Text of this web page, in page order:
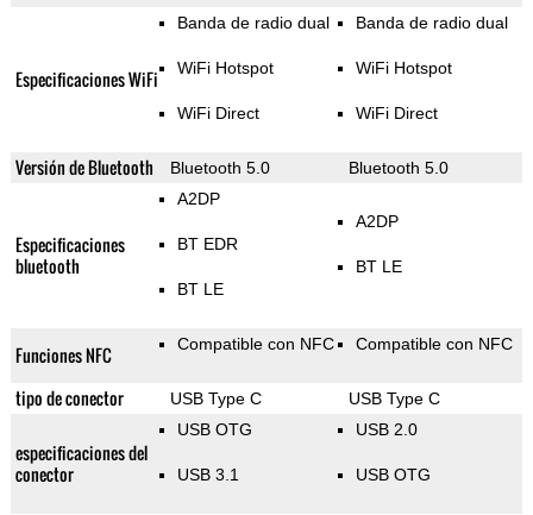
Especificaciones WiFi
Banda de radio dual
WiFi Hotspot
WiFi Direct
Banda de radio dual
WiFi Hotspot
WiFi Direct
Versión de Bluetooth Bluetooth 5.0 Bluetooth 5.0
Especificaciones
bluetooth
A2DP
BT EDR
BT LE
A2DP
BT LE
Funciones NFC Compatible con NFC Compatible con NFC
tipo de conector USB Type C USB Type C
especificaciones del
conector
USB OTG
USB 3.1
USB 2.0
USB OTG